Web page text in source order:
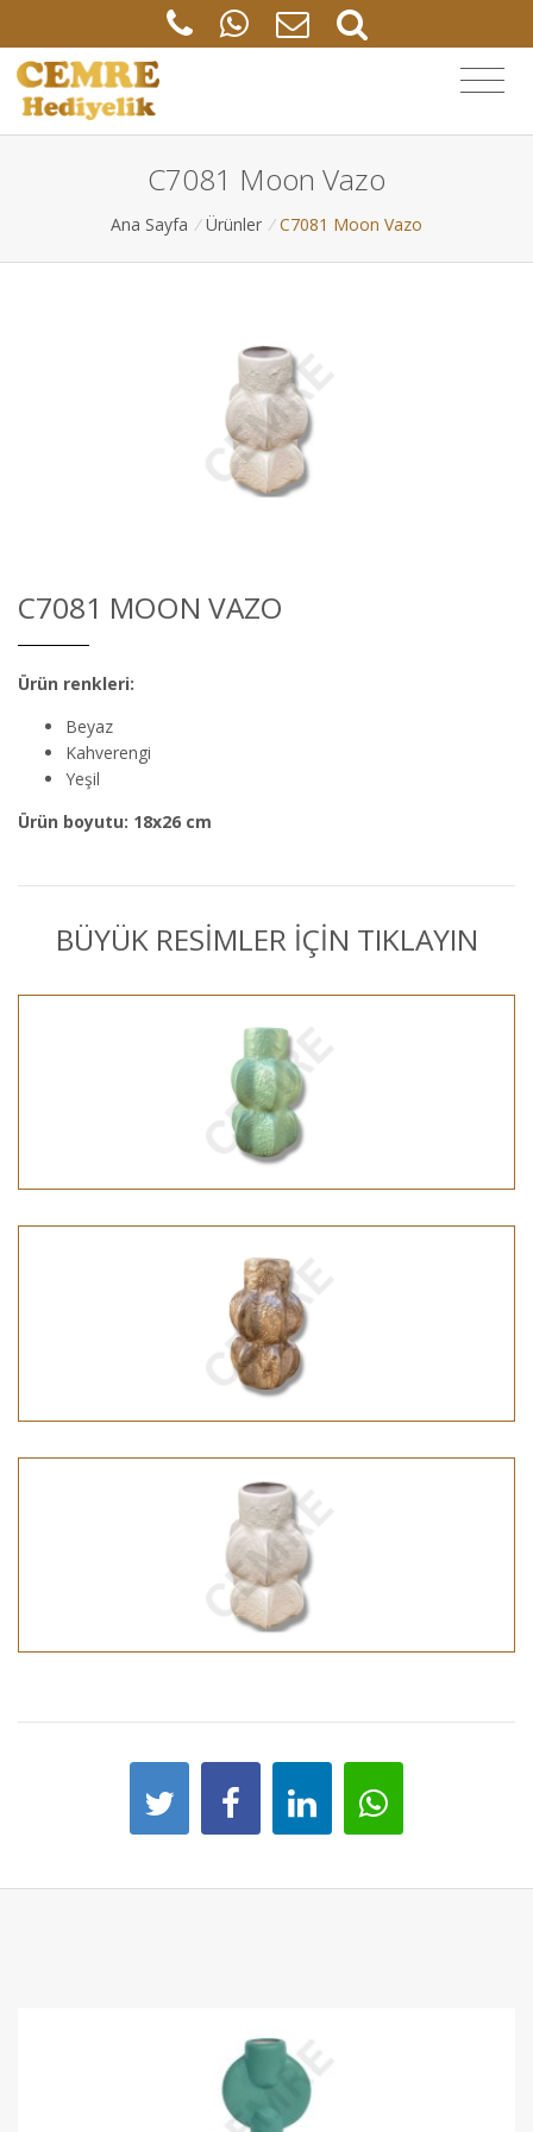
C7081 Moon Vazo
Ana Sayfa / Ürünler / C7081 Moon Vazo
C7081 MOON VAZO
Ürün renkleri:
Beyaz
Kahverengi
Yeşil
Ürün boyutu: 18x26 cm
BÜYÜK RESİMLER İÇİN TIKLAYIN